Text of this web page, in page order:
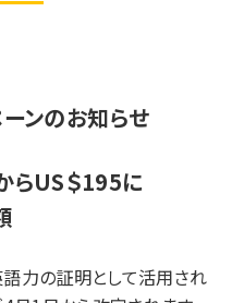
ンのお知らせ
らUS＄195に
力の証明として活用され